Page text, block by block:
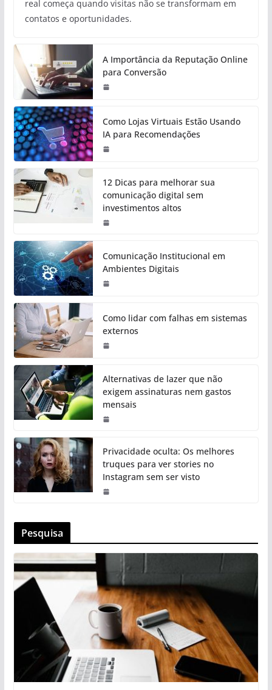
real começa quando visitas não se transformam em
contatos e oportunidades.
A Importância da Reputação Online
para Conversão
Como Lojas Virtuais Estão Usando
IA para Recomendações
12 Dicas para melhorar sua
comunicação digital sem
investimentos altos
Comunicação Institucional em
Ambientes Digitais
Como lidar com falhas em sistemas
externos
Alternativas de lazer que não
exigem assinaturas nem gastos
mensais
Privacidade oculta: Os melhores
truques para ver stories no
Instagram sem ser visto
Pesquisa